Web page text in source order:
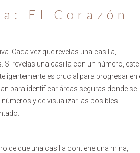
El Corazón
Cada vez que revelas una casilla,
revelas una casilla con un número, este
es crucial para progresar en
para identificar áreas seguras donde se
y de visualizar las posibles
de que una casilla contiene una mina,